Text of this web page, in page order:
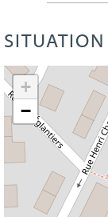
SITUATION
+
−